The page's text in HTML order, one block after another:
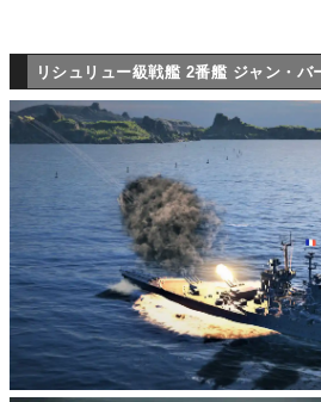
リシュリュー級戦艦 2番艦 ジャン・バ